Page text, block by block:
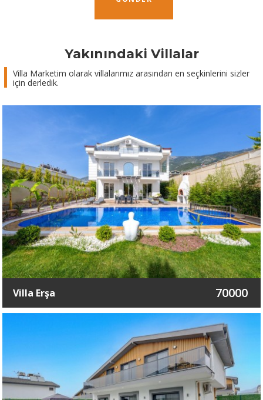
Yakınındaki Villalar
Villa Marketim olarak villalarımız arasından en seçkinlerini sizler
için derledik.
Villa Erşa 70000